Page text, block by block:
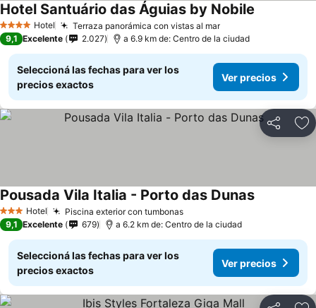
4 EstrellasHotel Terraza panorámica con vistas al marVer precios
Hotel Santuário das Águias by Nobile
9,1 Excelente 2.027 a 6.9 km de: Centro de la ciudad
Seleccioná las fechas para ver los
precios exactos
Ver precios
Compartir
3 Estrellas
Hotel Piscina exterior con tumbonasVer precios
Pousada Vila Italia - Porto das DunasVer precios
9,1 Excelente 679 a 6.2 km de: Centro de la ciudad
Seleccioná las fechas para ver los
precios exactos
Ver precios